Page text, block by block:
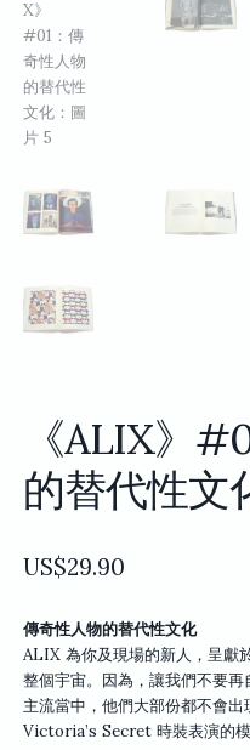
《ALIX》
的替代性文
US$29.90
傳奇性人物的替代性文化
ALIX 為你及現場的新人，呈獻
整個宇宙。因為，讓我們不要
主流當中，他們大部份都不會
Victoria’s Secret 時裝表演的模